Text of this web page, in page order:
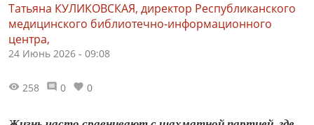
Татьяна КУЛИКОВСКАЯ, директор Республиканского
медицинского библиотечно‑информационного
центра,
24 Июнь 2026 - 09:08
258 0 0